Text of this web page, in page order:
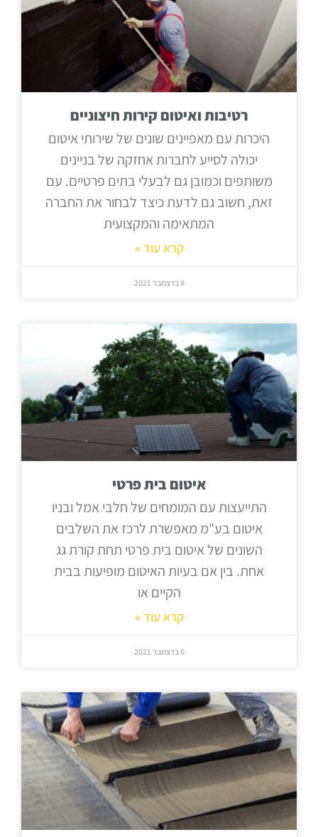
רטיבות ואיטום קירות חיצוניים
היכרות עם מאפיינים שונים של שירותי איטום
יכולה לסייע לחברות אחזקה של בניינים
משותפים וכמובן גם לבעלי בתים פרטיים. עם
זאת, חשוב גם לדעת כיצד לבחור את החברה
המתאימה והמקצועית
קרא עוד »
8 בדצמבר 2021
איטום בית פרטי
התייעצות עם המומחים של חלבי אמל ובניו
איטום בע"מ מאפשרת לרכז את השלבים
השונים של איטום בית פרטי תחת קורת גג
אחת. בין אם בעיות האיטום מופיעות בבית
הקיים או
קרא עוד »
6 בדצמבר 2021